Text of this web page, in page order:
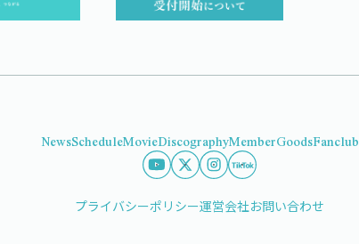
NewsScheduleMovieDiscographyMemberGoodsFanclub
プライバシーポリシー運営会社お問い合わせ